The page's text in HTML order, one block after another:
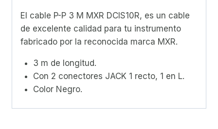
El cable P-P 3 M MXR DCIS10R, es un cable
de excelente calidad para tu instrumento
fabricado por la reconocida marca MXR.
3 m de longitud.
Con 2 conectores JACK 1 recto, 1 en L.
Color Negro.